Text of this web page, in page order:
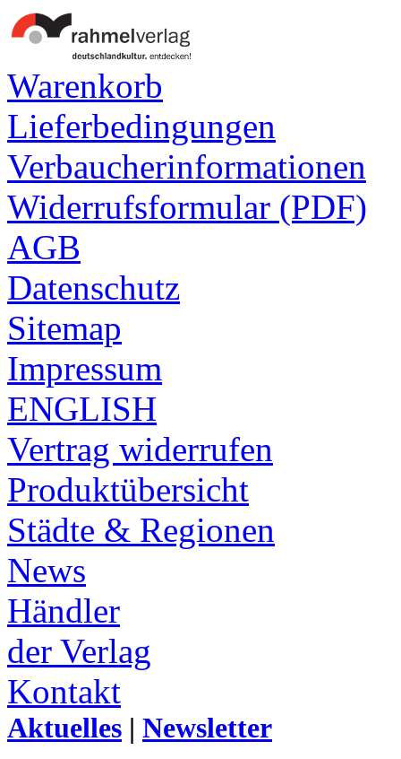
Warenkorb
Lieferbedingungen
Verbaucherinformationen
Widerrufsformular (PDF)
AGB
Datenschutz
Sitemap
Impressum
ENGLISH
Vertrag widerrufen
Produktübersicht
Städte & Regionen
News
Händler
der Verlag
Kontakt
Aktuelles | Newsletter